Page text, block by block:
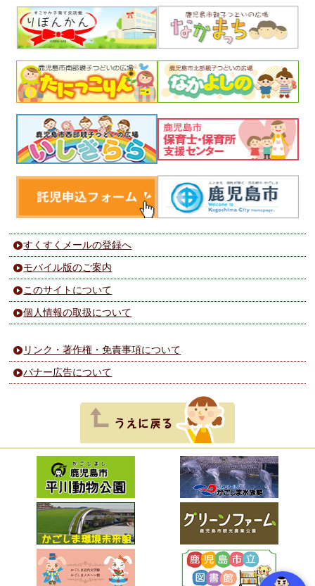
すくすくメールの登録へ
モバイル版のご案内
このサイトについて
個人情報の取扱について
リンク・著作権・免責事項について
バナー広告について